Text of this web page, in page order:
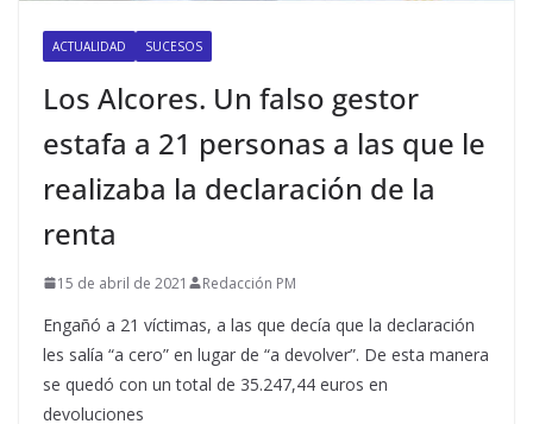
ACTUALIDAD SUCESOS
Los Alcores. Un falso gestor
estafa a 21 personas a las que le
realizaba la declaración de la
renta
15 de abril de 2021 Redacción PM
Engañó a 21 víctimas, a las que decía que la declaración
les salía “a cero” en lugar de “a devolver”. De esta manera
se quedó con un total de 35.247,44 euros en
devoluciones